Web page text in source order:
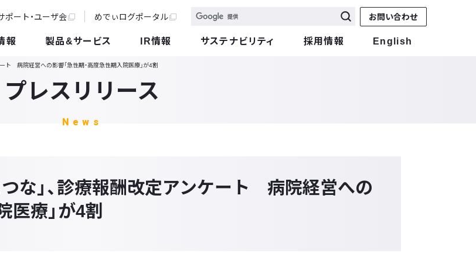
ポート・ユーザ会 めでぃログポータル お問い合わせ
報 製品&サービス IR情報 サステナビリティ 採用情報 English
ト 病院経営への影響「急性期・高度急性期入院医療」が4割
プレスリリース
News
な」、診療報酬改定アンケート 病院経営への
医療」が4割